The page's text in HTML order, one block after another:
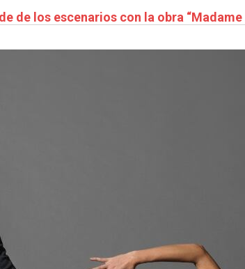
de los escenarios con la obra